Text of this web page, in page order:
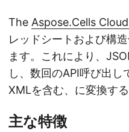
The Aspose.Cells
レッドシートおよび構
ます。これにより、
し、数回のAPI呼び出し
XMLを含む、に変換す
主な特徴